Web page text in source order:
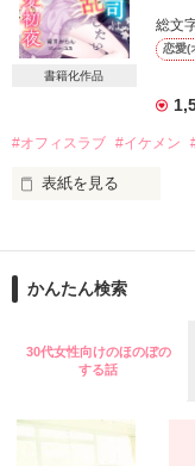
※2024年4月現在
デジタルマーガレッ
連載中です。
あくまでもフィクシ
関係ありません。
https://skima.jp/profile?id=282942
大企業の御曹司だと
「どうしようもなく
彼の熱い想いにほだ
じゃじゃ馬フローリ
×
優秀な経営コンサルタ
2020.05.27
書籍化作品
総文
恋愛(
#オフィスラブ #イケメン
表紙を見る
異動先にはずっと好
封じてきた想いが再
★本多  永遠(ホンダ
家電メーカー シリウ
★和久井   杏(ワクイ
かんたん検索
30代女性向けのほのぼの
する話